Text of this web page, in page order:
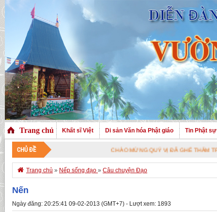
Trang chủ Khất sĩ Việt Di sản Văn hóa Phật giáo Tin Phật sự
CHỦ ĐỀ CHÀO MỪNG QUÝ VỊ ĐÃ GHÉ THĂM TRANG
 Trang chủ » Nếp sống đạo » Câu chuyện Đạo
Nến
Ngày đăng: 20:25:41 09-02-2013 (GMT+7) - Lượt xem: 1893